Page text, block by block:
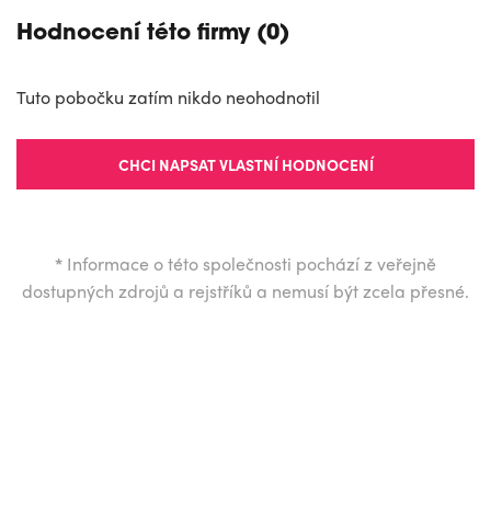
Hodnocení této firmy (0)
Tuto pobočku zatím nikdo neohodnotil
CHCI NAPSAT VLASTNÍ HODNOCENÍ
* Informace o této společnosti pochází z veřejně
dostupných zdrojů a rejstříků a nemusí být zcela přesné.